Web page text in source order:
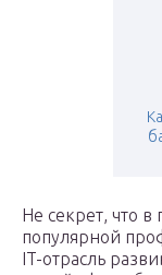
Не секрет, что в
популярной
IT-отрасль